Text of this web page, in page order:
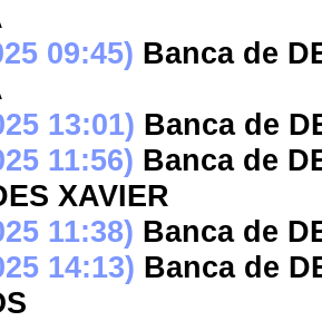
09:45) Banca de
13:01) Banca de
11:56) Banca de
XAVIER
11:38) Banca de
14:13) Banca de